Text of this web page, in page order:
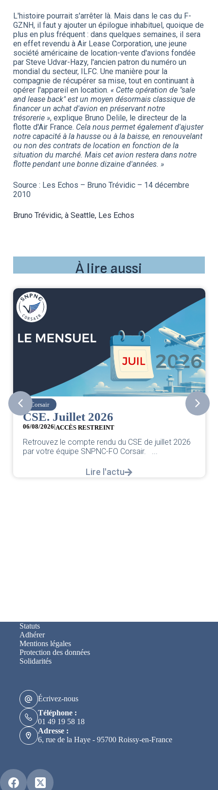
L'histoire pourrait s'arrêter là. Mais dans le cas du F-
GZNH, il faut y ajouter un épilogue inhabituel, quoique de
plus en plus fréquent : dans quelques semaines, il sera
en effet revendu à Air Lease Corporation, une jeune
société américaine de location-vente d'avions fondée
par Steve Udvar-Hazy, l'ancien patron du numéro un
mondial du secteur, ILFC. Une manière pour la
compagnie de récupérer sa mise, tout en continuant à
opérer l'appareil en location. « Cette opération de "sale
and lease back" est un moyen désormais classique de
financer un achat d'avion en préservant notre
trésorerie », explique Bruno Delile, le directeur de la
flotte d'Air France. Cela nous permet également d'ajuster
notre capacité à la hausse ou à la baisse, en renouvelant
ou non des contrats de location en fonction de la
situation du marché. Mais cet avion restera dans notre
flotte pendant une bonne dizaine d'années. »
Source : Les Echos – Bruno Trévidic – 14 décembre
2010
Bruno Trévidic, à Seattle, Les Echos
À lire aussi
Corsair
CSE. Juillet 2026
06/08/2026|ACCÈS RESTREINT
Retrouvez le compte rendu du CSE de juillet 2026
par votre équipe SNPNC-FO Corsair. ...
Lire l'actu
Statuts
Adhérer
Mentions légales
Protection des données
Solidarités
Écrivez-nous
Téléphone :
01 49 19 58 18
Adresse :
6, rue de la Haye - 95700 Roissy-en-France